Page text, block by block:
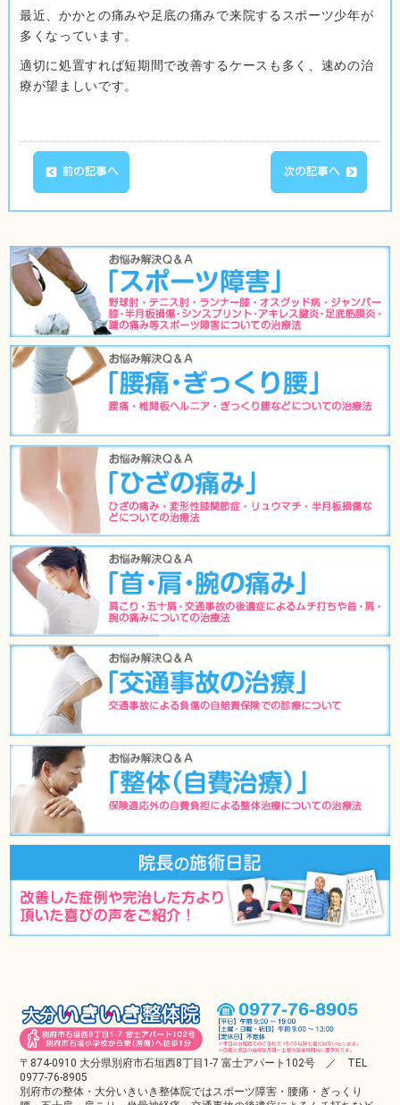
最近、かかとの痛みや足底の痛みで来院するスポーツ少年が
多くなっています。
適切に処置すれば短期間で改善するケースも多く、速めの治
療が望ましいです。
〒874-0910 大分県別府市石垣西8丁目1-7 富士アパート102号 ／ TEL
0977-76-8905
別府市の整体・大分いきいき整体院ではスポーツ障害・腰痛・ぎっくり